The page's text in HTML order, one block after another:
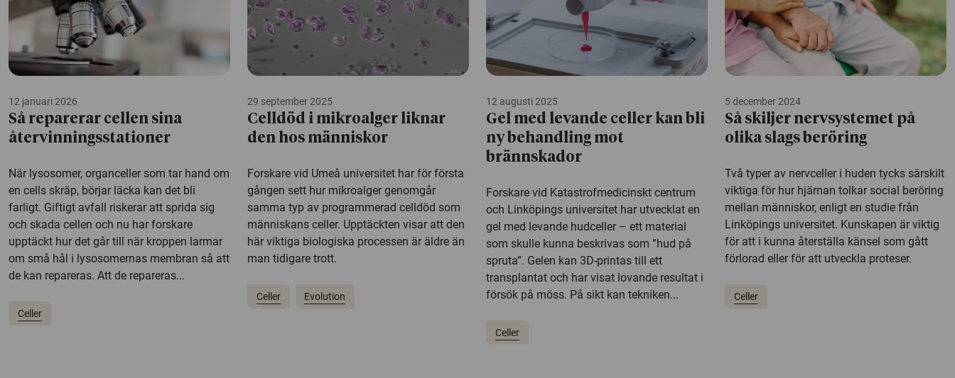
12 januari 2026
Så reparerar cellen sina
återvinningsstationer
När lysosomer, organceller som tar hand om
en cells skräp, börjar läcka kan det bli
farligt. Giftigt avfall riskerar att sprida sig
och skada cellen och nu har forskare
upptäckt hur det går till när kroppen larmar
om små hål i lysosomernas membran så att
de kan repareras. Att de repareras...
Celler
29 september 2025
Celldöd i mikroalger liknar
den hos människor
Forskare vid Umeå universitet har för första
gången sett hur mikroalger genomgår
samma typ av programmerad celldöd som
människans celler. Upptäckten visar att den
här viktiga biologiska processen är äldre än
man tidigare trott.
Celler Evolution
12 augusti 2025
Gel med levande celler kan bli
ny behandling mot
brännskador
Forskare vid Katastrofmedicinskt centrum
och Linköpings universitet har utvecklat en
gel med levande hudceller – ett material
som skulle kunna beskrivas som ”hud på
spruta”. Gelen kan 3D-printas till ett
transplantat och har visat lovande resultat i
försök på möss. På sikt kan tekniken...
Celler
5 december 2024
Så skiljer nervsystemet på
olika slags beröring
Två typer av nervceller i huden tycks särskilt
viktiga för hur hjärnan tolkar social beröring
mellan människor, enligt en studie från
Linköpings universitet. Kunskapen är viktig
för att i kunna återställa känsel som gått
förlorad eller för att utveckla proteser.
Celler